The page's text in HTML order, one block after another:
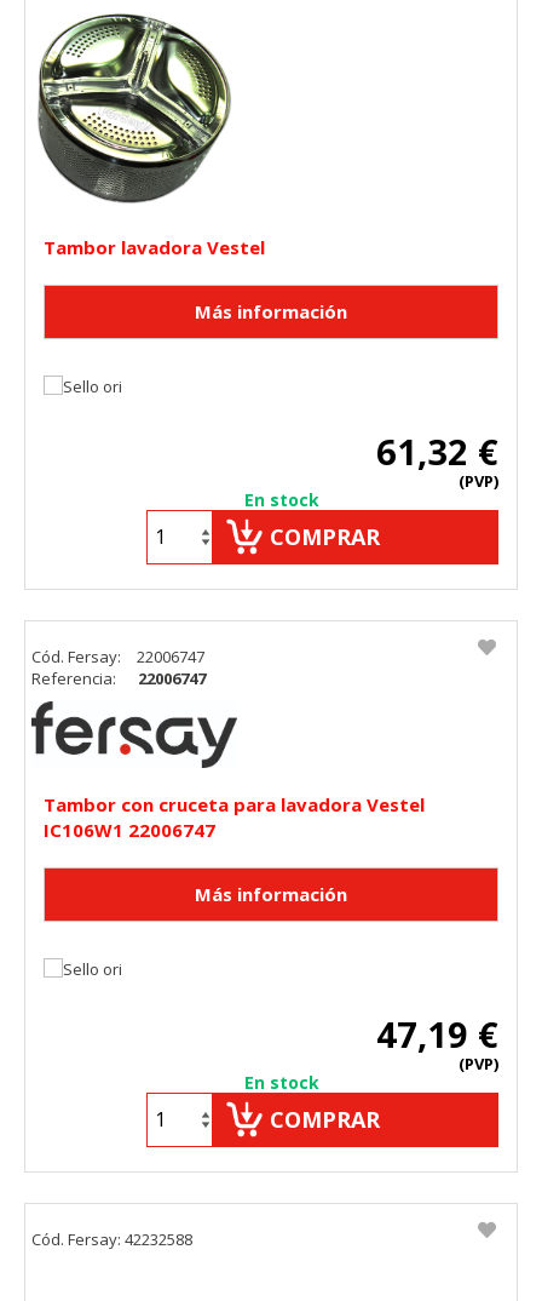
Tambor lavadora Vestel
61,32 €
(PVP)
En stock
COMPRAR
Tambor con cruceta para lavadora Vestel
IC106W1 22006747
47,19 €
(PVP)
En stock
COMPRAR
Cód. Fersay:
22006747
Referencia:
22006747
Cód. Fersay: 42232588